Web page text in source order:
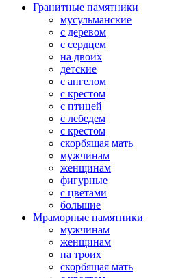
Гранитные памятники
мусульманские
с деревом
с сердцем
на двоих
детские
с ангелом
с крестом
с птицей
с лебедем
с крестом
скорбящая мать
мужчинам
женщинам
фигурные
с цветами
большие
Мраморные памятники
мужчинам
женщинам
на троих
скорбящая мать